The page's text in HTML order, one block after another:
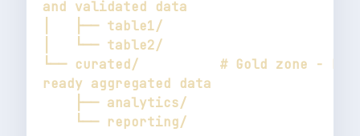
└── curated/          # Gold zone -